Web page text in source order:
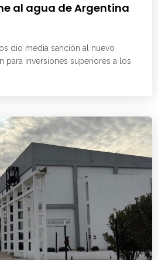
al agua de Argentina
dio media sanción al nuevo
para inversiones superiores a los